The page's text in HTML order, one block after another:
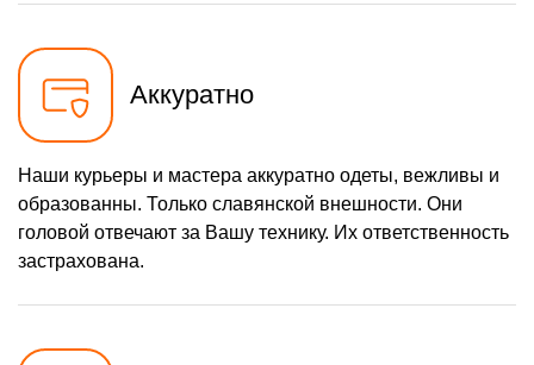
Аккуратно
Наши курьеры и мастера аккуратно одеты, вежливы и
образованны. Только славянской внешности. Они
головой отвечают за Вашу технику. Их ответственность
застрахована.